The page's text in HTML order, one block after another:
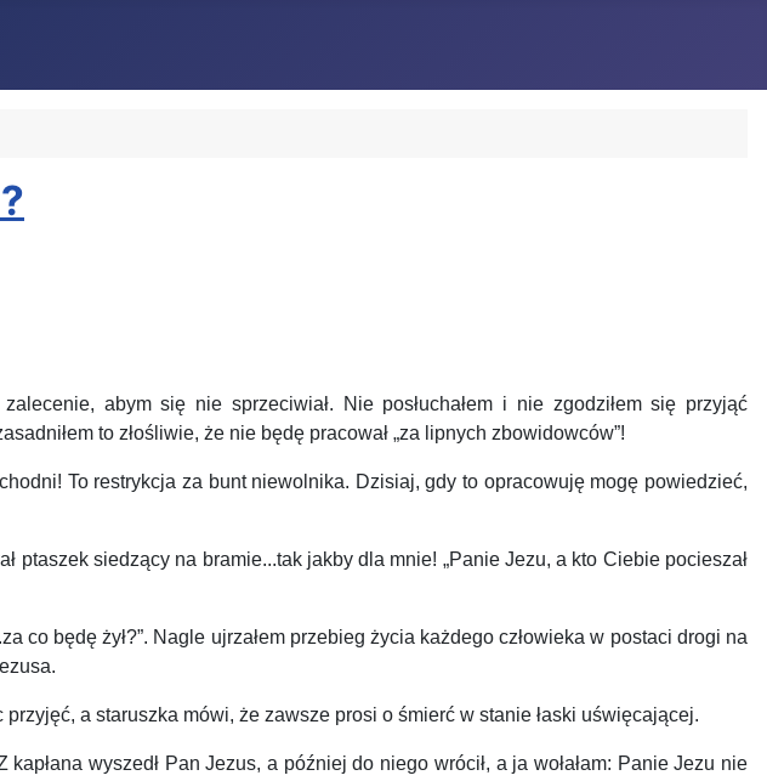
abym się nie sprzeciwiał. Nie posłuchałem i nie zgodziłem się przyjąć
to złośliwie, że nie będę pracował „za lipnych zbowidowców”!
To restrykcja za bunt niewolnika. Dzisiaj, gdy to opracowuję mogę powiedzieć,
siedzący na bramie...tak jakby dla mnie! „Panie Jezu, a kto Ciebie pocieszał
co będę żył?”. Nagle ujrzałem przebieg życia każdego człowieka w postaci drogi na
a staruszka mówi, że zawsze prosi o śmierć w stanie łaski uświęcającej.
wyszedł Pan Jezus, a później do niego wrócił, a ja wołałam: Panie Jezu nie